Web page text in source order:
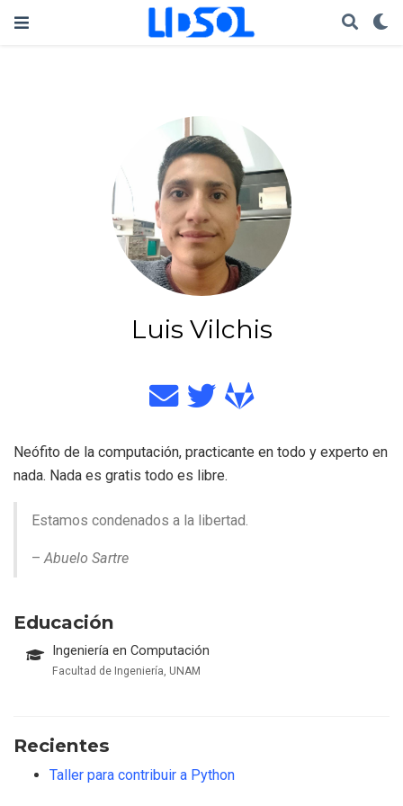
Luis Vilchis
Neófito de la computación, practicante en todo y experto en
nada. Nada es gratis todo es libre.
Estamos condenados a la libertad.
–Abuelo Sartre
Educación
Ingeniería en Computación
Facultad de Ingeniería, UNAM
Recientes
Taller para contribuir a Python